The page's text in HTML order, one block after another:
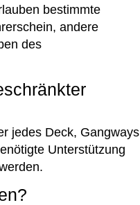
bestimmte
andere
des
jedes Deck, Gangways
Unterstützung